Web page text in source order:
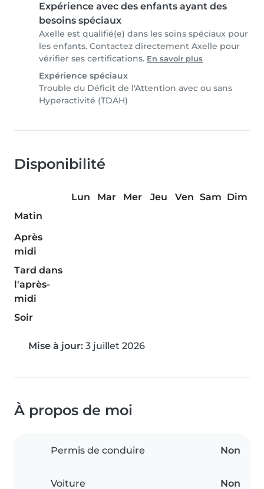
Expérience avec des enfants ayant des
besoins spéciaux
Axelle est qualifié(e) dans les soins spéciaux pour
les enfants. Contactez directement Axelle pour
vérifier ses certifications. En savoir plus
Expérience spéciaux
Trouble du Déficit de l'Attention avec ou sans
Hyperactivité (TDAH)
Disponibilité
Lun Mar Mer Jeu Ven Sam Dim
Matin
Après
midi
Tard dans
l'après-
midi
Soir
Mise à jour: 3 juillet 2026
À propos de moi
Permis de conduire Non
Voiture Non